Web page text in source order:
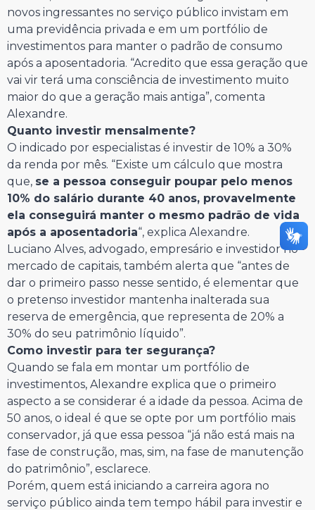
novos ingressantes no serviço público invistam em
uma previdência privada e em um portfólio de
investimentos para manter o padrão de consumo
após a aposentadoria. “Acredito que essa geração que
vai vir terá uma consciência de investimento muito
maior do que a geração mais antiga”, comenta
Alexandre.
Quanto investir mensalmente?
O indicado por especialistas é investir de 10% a 30%
da renda por mês. “Existe um cálculo que mostra
que, se a pessoa conseguir poupar pelo menos
10% do salário durante 40 anos, provavelmente
ela conseguirá manter o mesmo padrão de vida
após a aposentadoria“, explica Alexandre.
Luciano Alves, advogado, empresário e investidor no
mercado de capitais, também alerta que “antes de
dar o primeiro passo nesse sentido, é elementar que
o pretenso investidor mantenha inalterada sua
reserva de emergência, que representa de 20% a
30% do seu patrimônio líquido”.
Como investir para ter segurança?
Quando se fala em montar um portfólio de
investimentos, Alexandre explica que o primeiro
aspecto a se considerar é a idade da pessoa. Acima de
50 anos, o ideal é que se opte por um portfólio mais
conservador, já que essa pessoa “já não está mais na
fase de construção, mas, sim, na fase de manutenção
do patrimônio”, esclarece.
Porém, quem está iniciando a carreira agora no
serviço público ainda tem tempo hábil para investir e